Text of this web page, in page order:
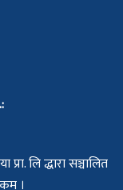
लि द्धारा सञ्चालित
।